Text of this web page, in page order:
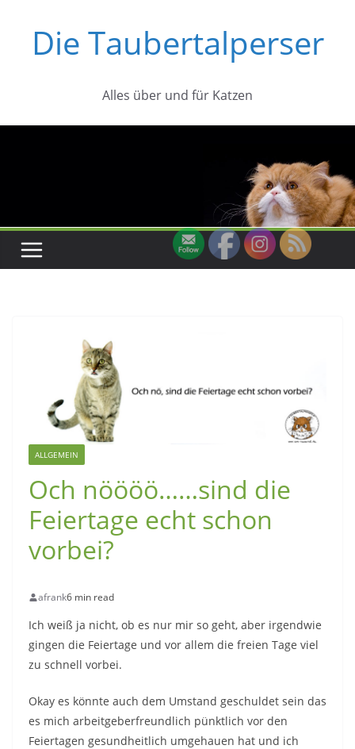
springenDie Taubertalperser
Alles über und für Katzen
ALLGEMEIN
Och nöööö……sind die
Feiertage echt schon
vorbei?
afrank6 min read
Ich weiß ja nicht, ob es nur mir so geht, aber irgendwie
gingen die Feiertage und vor allem die freien Tage viel
zu schnell vorbei.
Okay es könnte auch dem Umstand geschuldet sein das
es mich arbeitgeberfreundlich pünktlich vor den
Feiertagen gesundheitlich umgehauen hat und ich